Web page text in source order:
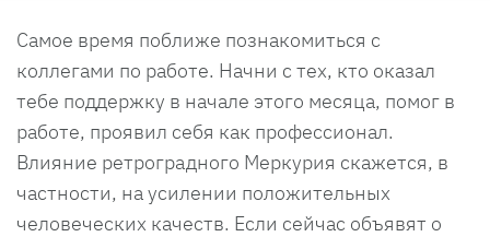
Самое время поближе познакомиться с
коллегами по работе. Начни с тех, кто оказал
тебе поддержку в начале этого месяца, помог в
работе, проявил себя как профессионал.
Влияние ретроградного Меркурия скажется, в
частности, на усилении положительных
человеческих качеств. Если сейчас объявят о